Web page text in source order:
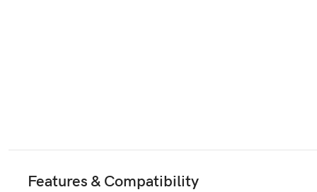
Features & Compatibility